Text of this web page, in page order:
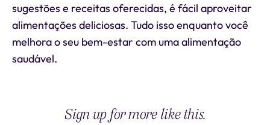
sugestões e receitas oferecidas, é fácil aproveitar
alimentações deliciosas. Tudo isso enquanto você
melhora o seu bem-estar com uma alimentação
saudável.
Sign up for more like this.